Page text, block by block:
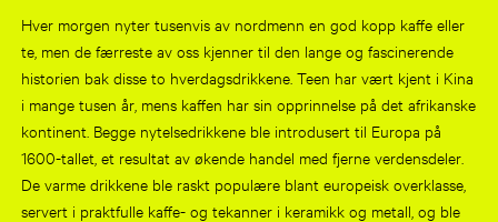
Hver morgen nyter tusenvis av nordmenn en god kopp kaffe eller
te, men de færreste av oss kjenner til den lange og fascinerende
historien bak disse to hverdagsdrikkene. Teen har vært kjent i Kina
i mange tusen år, mens kaffen har sin opprinnelse på det afrikanske
kontinent. Begge nytelsedrikkene ble introdusert til Europa på
1600-tallet, et resultat av økende handel med fjerne verdensdeler.
De varme drikkene ble raskt populære blant europeisk overklasse,
servert i praktfulle kaffe- og tekanner i keramikk og metall, og ble